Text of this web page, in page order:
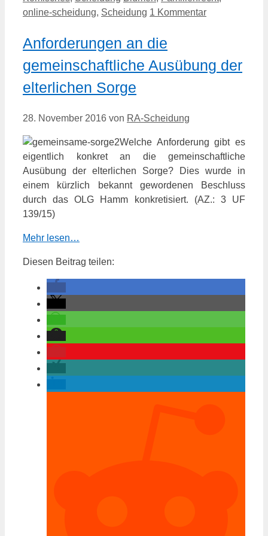
online-scheidung, Scheidung 1 Kommentar
Anforderungen an die
gemeinschaftliche Ausübung der
elterlichen Sorge
28. November 2016 von RA-Scheidung
Welche Anforderung gibt es
eigentlich konkret an die gemeinschaftliche
Ausübung der elterlichen Sorge? Dies wurde in
einem kürzlich bekannt gewordenen Beschluss
durch das OLG Hamm konkretisiert. (AZ.: 3 UF
139/15)
Mehr lesen…
Diesen Beitrag teilen: